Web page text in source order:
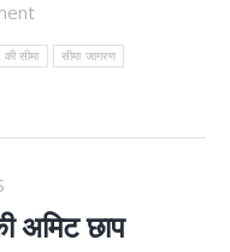
की सीमा सीमा जागरण
अमिट छाप